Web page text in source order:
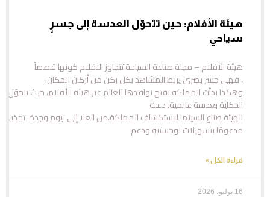
هيئة الأفلام: حين تتحوّل العدسة إلى جسرٍ
سياحي
هيئة الأفلام – مجلة صناعة السياحة تتجاوز الافلام كونها قصصاً
، فهي جسر بصري يربط المشاهد بكل ركن من أركان المكان.
وهكذا بدأت المملكة تفتح نوافذها للعالم عبر هيئة الأفلام، حيث تتحوّل
الحكاية بعدسة عالمية. دعت
الهيئة صناع السينما لاستكشاف المملكة،من العلا إلى نيوم وجدة
مدعومًا بتسهيلات لوجستية ودعم
قراءة الكل »
16 يوليو، 2026